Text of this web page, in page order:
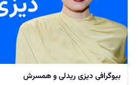
بیوگرافی دیزی ریدلی و همسرش